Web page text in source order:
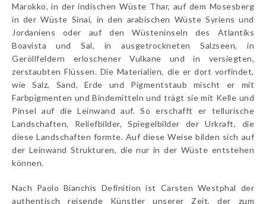
Marokko, in der indischen Wüste Thar, auf dem Mosesberg
in der Wüste Sinai, in den arabischen Wüste Syriens und
Jordaniens oder auf den Wüsteninseln des Atlantiks
Boavista und Sal, in ausgetrockneten Salzseen, in
Geröllfeldern erloschener Vulkane und in versiegten,
zerstaubten Flüssen. Die Materialien, die er dort vorfindet,
wie Salz, Sand, Erde und Pigmentstaub mischt er mit
Farbpigmenten und Bindemitteln und trägt sie mit Kelle und
Pinsel auf die Leinwand auf. So erschafft er tellurische
Landschaften, Reliefbilder, Spiegelbilder der Urkraft, die
diese Landschaften formte. Auf diese Weise bilden sich auf
der Leinwand Strukturen, die nur in der Wüste entstehen
können.
Nach Paolo Bianchis Definition ist Carsten Westphal der
authentisch reisende Künstler unserer Zeit, der zum